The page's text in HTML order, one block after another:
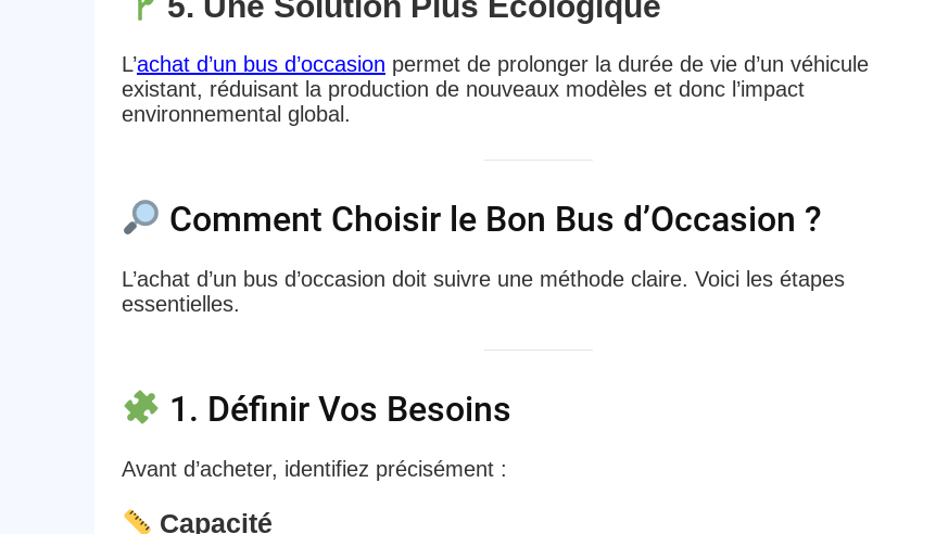
L’achat d’un bus d’occasion permet de prolonger la durée de vie d’un véhicule
existant, réduisant la production de nouveaux modèles et donc l’impact
environnemental global.
Comment Choisir le Bon Bus d’Occasion ?
L’achat d’un bus d’occasion doit suivre une méthode claire. Voici les étapes
essentielles.
1. Définir Vos Besoins
Avant d’acheter, identifiez précisément :
Capacité